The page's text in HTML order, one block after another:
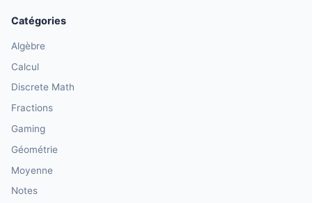
Catégories
Algèbre
Calcul
Discrete Math
Fractions
Gaming
Géométrie
Moyenne
Notes